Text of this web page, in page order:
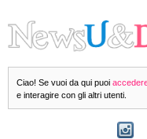
Ciao! Se vuoi da qui puoi
e interagire con gli altri utenti.